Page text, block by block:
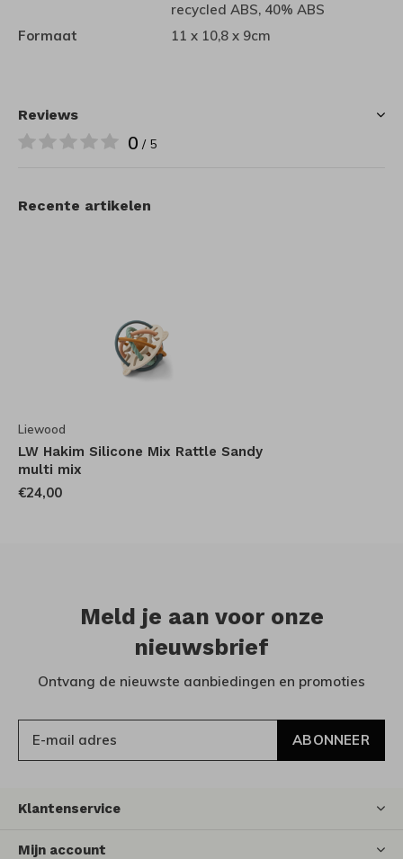
recycled ABS, 40% ABS
Formaat
11 x 10,8 x 9cm
Reviews
0 / 5
Recente artikelen
Liewood
LW Hakim Silicone Mix Rattle Sandy
multi mix
€24,00
Meld je aan voor onze
nieuwsbrief
Ontvang de nieuwste aanbiedingen en promoties
ABONNEER
Klantenservice
Mijn account